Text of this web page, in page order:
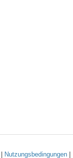
Nutzungsbedingungen